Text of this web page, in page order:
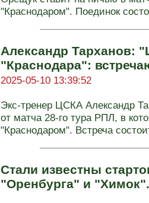
"Краснодаром". Поединок
Александр Тарханов:
"Краснодара":
2025-05-10 13:39:52
Экс-тренер ЦСКА Александр
от матча 28-го тура РПЛ, в
"Краснодаром". Встреча
Стали известны
"Оренбурга" и